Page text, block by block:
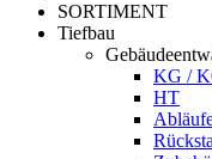
SORTIMENT
Tiefbau
KG /
HT